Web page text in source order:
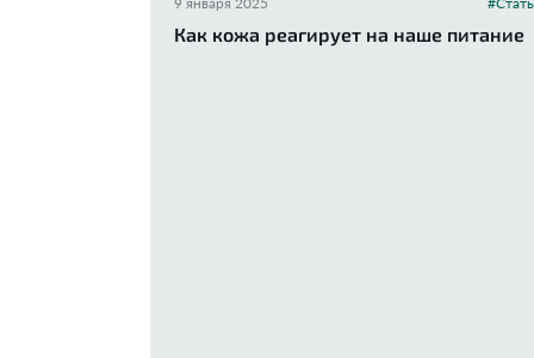
Как кожа реагирует на наше питание